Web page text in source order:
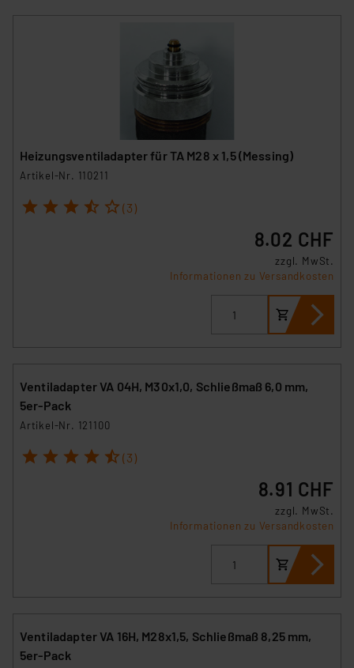
Heizungsventiladapter für TA M28 x 1,5 (Messing)
Artikel-Nr. 110211
1 2 3 4 5 (3)
8.02 CHF
zzgl. MwSt.
Informationen zu Versandkosten
Ventiladapter VA 04H, M30x1,0, Schließmaß 6,0 mm,
5er-Pack
Artikel-Nr. 121100
1 2 3 4 5 (3)
8.91 CHF
zzgl. MwSt.
Informationen zu Versandkosten
Ventiladapter VA 16H, M28x1,5, Schließmaß 8,25 mm,
5er-Pack